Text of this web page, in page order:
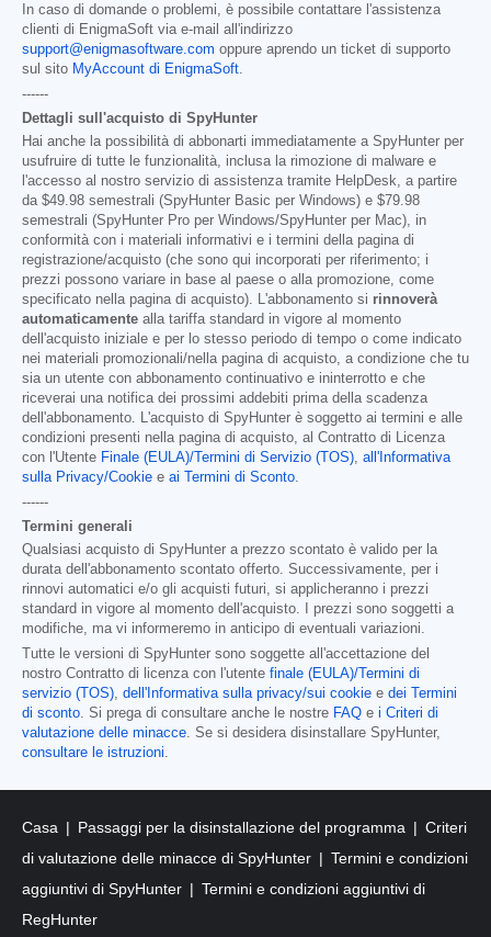
In caso di domande o problemi, è possibile contattare l'assistenza
clienti di EnigmaSoft via e-mail all'indirizzo
support@enigmasoftware.com oppure aprendo un ticket di supporto
sul sito MyAccount di EnigmaSoft
------
Dettagli sull'acquisto di SpyHunter
Hai anche la possibilità di abbonarti immediatamente a SpyHunter per
usufruire di tutte le funzionalità, inclusa la rimozione di malware e
l'accesso al nostro servizio di assistenza tramite HelpDesk, a partire
da $49.98 semestrali (SpyHunter Basic per Windows) e $79.98
semestrali (SpyHunter Pro per Windows/SpyHunter per Mac), in
conformità con i materiali informativi e i termini della pagina di
registrazione/acquisto (che sono qui incorporati per riferimento; i
prezzi possono variare in base al paese o alla promozione, come
specificato nella pagina di acquisto). L'abbonamento si rinnoverà
automaticamente alla tariffa standard in vigore al momento
dell'acquisto iniziale e per lo stesso periodo di tempo o come indicato
nei materiali promozionali/nella pagina di acquisto, a condizione che tu
sia un utente con abbonamento continuativo e ininterrotto e che
riceverai una notifica dei prossimi addebiti prima della scadenza
dell'abbonamento. L'acquisto di SpyHunter è soggetto ai termini e alle
condizioni presenti nella pagina di acquisto, al Contratto di Licenza
con l'Utente Finale (EULA)/Termini di Servizio (TOS) all'Informativa
sulla Privacy/Cookie e ai Termini di Sconto
------
Termini generali
Qualsiasi acquisto di SpyHunter a prezzo scontato è valido per la
durata dell'abbonamento scontato offerto. Successivamente, per i
rinnovi automatici e/o gli acquisti futuri, si applicheranno i prezzi
standard in vigore al momento dell'acquisto. I prezzi sono soggetti a
modifiche, ma vi informeremo in anticipo di eventuali variazioni.
Tutte le versioni di SpyHunter sono soggette all'accettazione del
nostro Contratto di licenza con l'utente finale (EULA)/Termini di
servizio (TOS) dell'Informativa sulla privacy/sui cookie e dei Termini
di sconto . Si prega di consultare anche le nostre FAQ e i Criteri di
valutazione delle minacce . Se si desidera disinstallare SpyHunter,
consultare le istruzioni
Casa Passaggi per la disinstallazione del programma
Criteri
di valutazione delle minacce di SpyHunter
Termini e condizioni
aggiuntivi di SpyHunter
Termini e condizioni aggiuntivi di
RegHunter